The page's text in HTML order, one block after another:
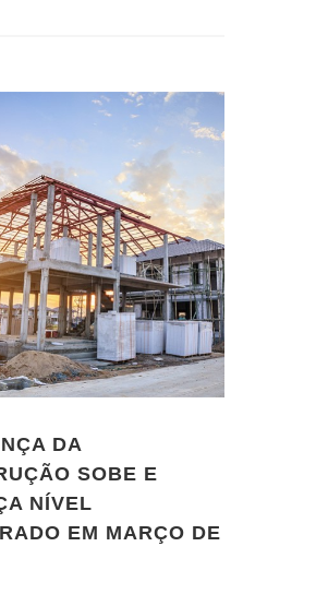
DA
SOBE E
NÍVEL
EM MARÇO DE